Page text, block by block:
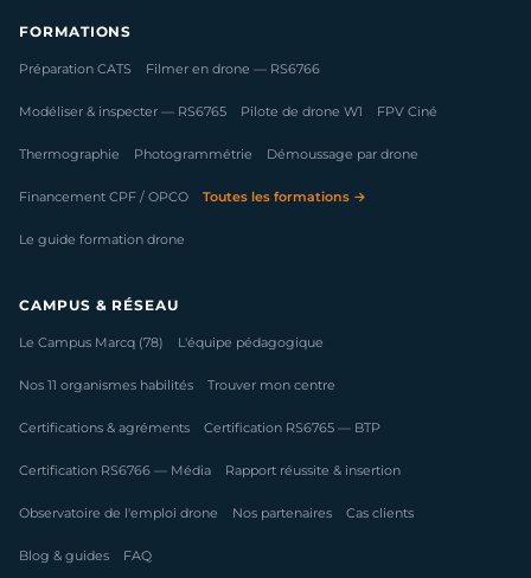
FORMATIONS
Préparation CATS Filmer en drone — RS6766
Modéliser & inspecter — RS6765 Pilote de drone W1 FPV Ciné
Thermographie Photogrammétrie Démoussage par drone
Financement CPF / OPCO Toutes les formations →
Le guide formation drone
CAMPUS & RÉSEAU
Le Campus Marcq (78) L'équipe pédagogique
Nos 11 organismes habilités Trouver mon centre
Certifications & agréments Certification RS6765 — BTP
Certification RS6766 — Média Rapport réussite & insertion
Observatoire de l'emploi drone Nos partenaires Cas clients
Blog & guides FAQ